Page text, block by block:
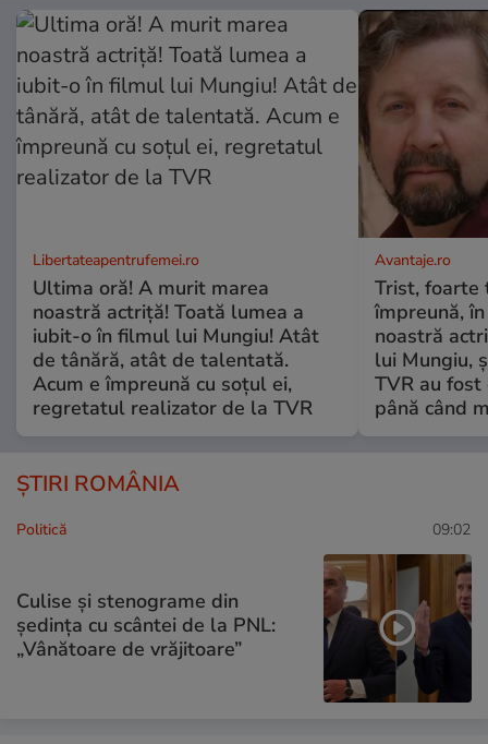
Libertateapentrufemei.ro
Ultima oră! A murit marea
noastră actriță! Toată lumea a
iubit-o în filmul lui Mungiu! Atât
de tânără, atât de talentată.
Acum e împreună cu soțul ei,
regretatul realizator de la TVR
Avantaje.ro
Trist, foarte
împreună,
noastră
lui Mungiu,
TVR au
până când
ȘTIRI ROMÂNIA
Politică 09:02
Culise și stenograme din
ședința cu scântei de la PNL:
„Vânătoare de vrăjitoare”